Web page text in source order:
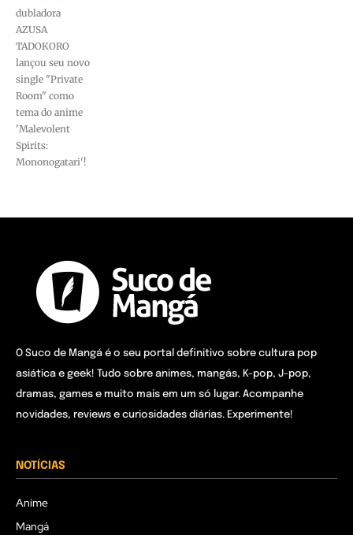
dubladora
AZUSA
TADOKORO
lançou seu novo
single "Private
Room" como
tema do anime
'Malevolent
Spirits:
Mononogatari'!
O Suco de Mangá é o seu portal definitivo sobre cultura pop
asiática e geek! Tudo sobre animes, mangás, K-pop, J-pop,
dramas, games e muito mais em um só lugar. Acompanhe
novidades, reviews e curiosidades diárias. Experimente!
NOTÍCIAS
Anime
Mangá